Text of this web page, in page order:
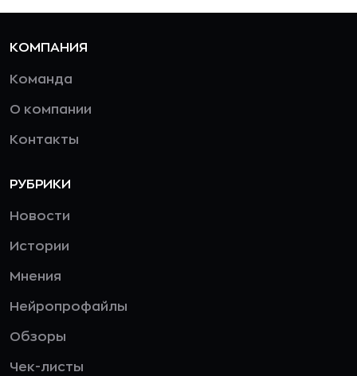
КОМПАНИЯ
Команда
О компании
Контакты
РУБРИКИ
Новости
Истории
Мнения
Нейропрофайлы
Обзоры
Чек-листы